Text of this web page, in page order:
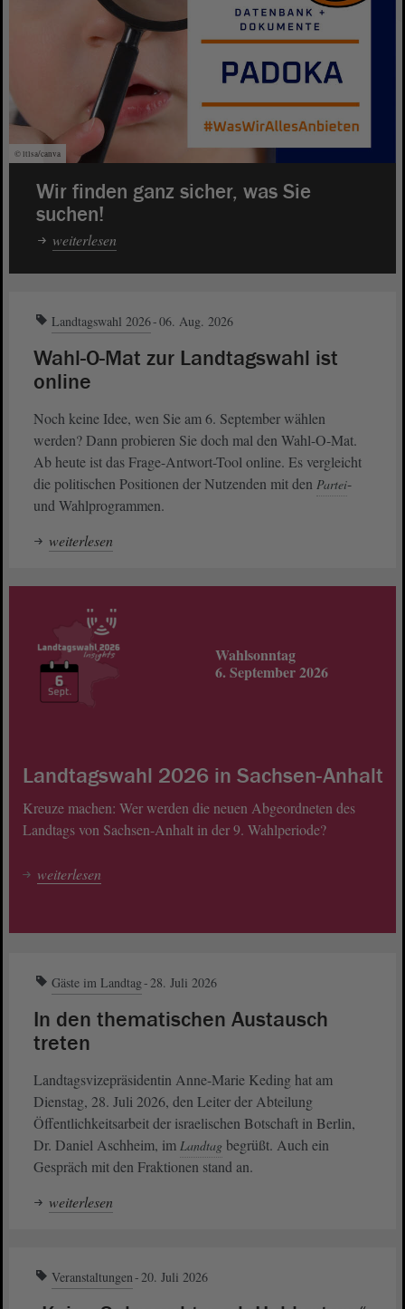
© ltlsa/canva
Wir finden ganz sicher, was Sie
suchen!
weiterlesen
Landtagswahl 2026 06. Aug. 2026
Wahl-O-Mat zur Landtagswahl ist
online
Noch keine Idee, wen Sie am 6. September wählen
werden? Dann probieren Sie doch mal den Wahl-O-Mat.
Ab heute ist das Frage-Antwort-Tool online. Es vergleicht
die politischen Positionen der Nutzenden mit den Partei-
und Wahlprogrammen.
weiterlesen
Wahlsonntag
6. September 2026
Landtagswahl 2026 in Sachsen-Anhalt
Kreuze machen: Wer werden die neuen Abgeordneten des
Landtags von Sachsen-Anhalt in der 9. Wahlperiode?
weiterlesen
Gäste im Landtag 28. Juli 2026
In den thematischen Austausch
treten
Landtagsvizepräsidentin Anne-Marie Keding hat am
Dienstag, 28. Juli 2026, den Leiter der Abteilung
Öffentlichkeitsarbeit der israelischen Botschaft in Berlin,
Dr. Daniel Aschheim, im Landtag begrüßt. Auch ein
Gespräch mit den Fraktionen stand an.
weiterlesen
Veranstaltungen 20. Juli 2026